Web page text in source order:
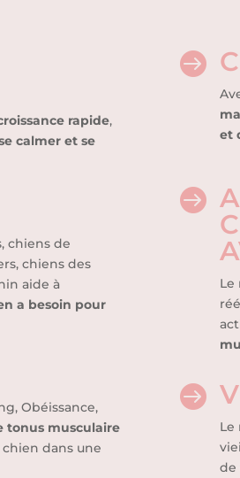
rapide,
calmer et se
chiens de
chiens des
aide à
a besoin pour
Obéissance,
tonus musculaire
dans une

et

Le

Le
de